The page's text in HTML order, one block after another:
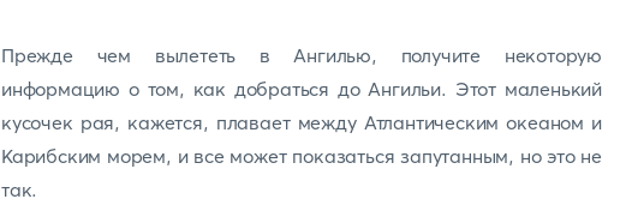
Прежде чем вылететь в Ангилью, получите некоторую
информацию о том, как добраться до Ангильи. Этот маленький
кусочек рая, кажется, плавает между Атлантическим океаном и
Карибским морем, и все может показаться запутанным, но это не
так.